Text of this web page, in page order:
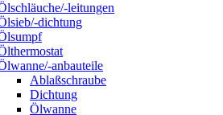
leitungen
dichtung
anbauteile
Ablaßschraube
Dichtung
Ölwanne